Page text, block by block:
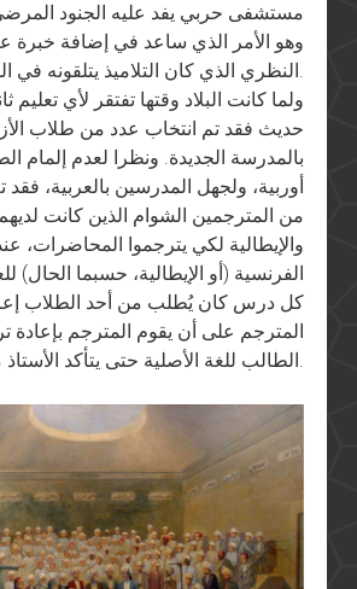
مستشفى حربي يفد عليه الجنود المرضى
وهو الأمر الذي ساعد في إضافة خبرة
النظري الذي كان التلاميذ يتلقونه في المدرسة.
ولما كانت البلاد وقتها تفتقر لأي تعليم
حديث فقد تم انتخاب عدد من طلاب
بالمدرسة الجديدة. ونظرا لعدم إلمام
أوربية، ولجهل المدرسين بالعربية،
من المترجمين الشوام الذين كانت
والإيطالية لكي يترجموا المحاضرات،
الفرنسية (أو الإيطالية، حسبما الحال)
كل درس كان يُطلب من أحد الطلاب
المترجم على أن يقوم المترجم بإعادة
الطالب للغة الأصلية حتى يتأكد الأستاذ من دقة الترجمة.